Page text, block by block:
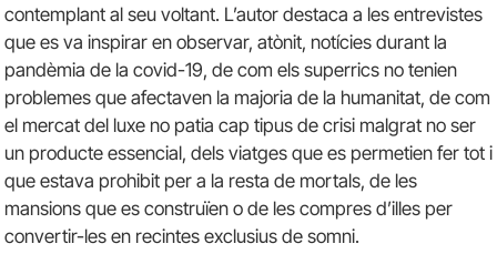
contemplant al seu voltant. L’autor destaca a les entrevistes
que es va inspirar en observar, atònit, notícies durant la
pandèmia de la covid-19, de com els superrics no tenien
problemes que afectaven la majoria de la humanitat, de com
el mercat del luxe no patia cap tipus de crisi malgrat no ser
un producte essencial, dels viatges que es permetien fer tot i
que estava prohibit per a la resta de mortals, de les
mansions que es construïen o de les compres d’illes per
convertir-les en recintes exclusius de somni.